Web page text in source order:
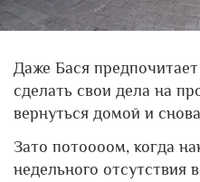
Даже Бася
сделать свои дела на
вернуться домой и
Зато потоооом, когда
недельного отсутствия